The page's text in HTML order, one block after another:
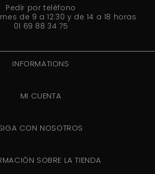
Pedir por teléfono
de 9 a 12:30 y de 14 a 18 horas
01 69 88 34 75
INFORMATIONS
MI CUENTA
CON NOSOTROS
SOBRE LA TIENDA